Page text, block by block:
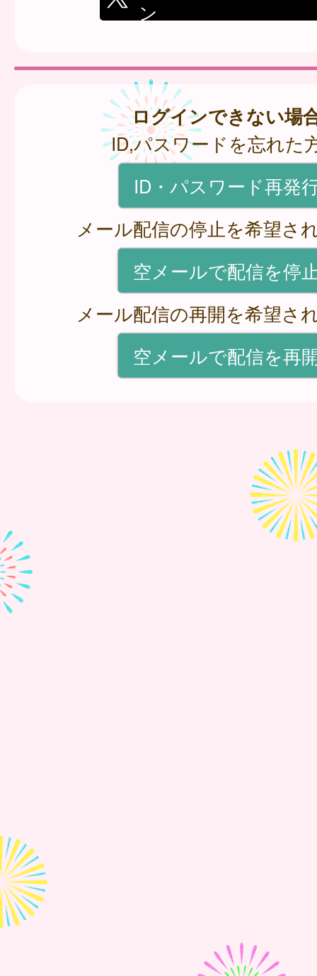
ン
ログインできない場
ID,パスワードを忘れた
ID・パスワード再発
メール配信の停止を希望さ
空メールで配信を停
メール配信の再開を希望さ
空メールで配信を再